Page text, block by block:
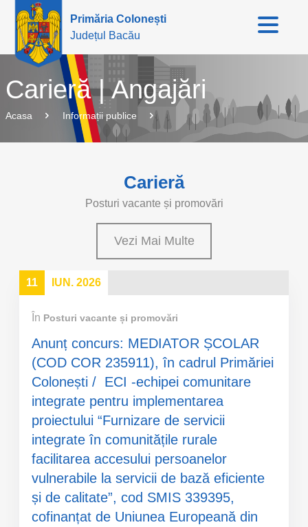
Primăria Colonești
Județul Bacău
Carieră | Angajări
Acasa Informații publice
Carieră
Posturi vacante și promovări
Vezi Mai Multe
11 IUN. 2026
În Posturi vacante și promovări
Anunț concurs: MEDIATOR ȘCOLAR
(COD COR 235911), în cadrul Primăriei
Colonești / ECI -echipei comunitare
integrate pentru implementarea
proiectului “Furnizare de servicii
integrate în comunitățile rurale
facilitarea accesului persoanelor
vulnerabile la servicii de bază eficiente
și de calitate”, cod SMIS 339395,
cofinanțat de Uniunea Europeană din